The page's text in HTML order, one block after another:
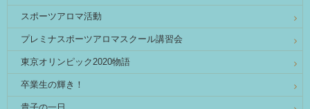
スポーツアロマ活動
プレミナスポーツアロマスクール講習会
東京オリンピック2020物語
卒業生の輝き！